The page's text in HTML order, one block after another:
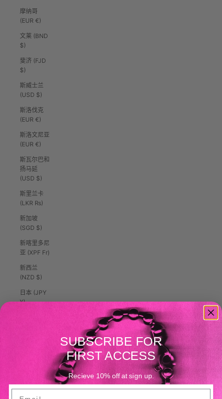
摩纳哥
(EUR €)
文莱 (BND
$)
斐济 (FJD
$)
斯威士兰
(USD $)
斯洛伐克
(EUR €)
斯洛文尼亚
(EUR €)
斯瓦尔巴和
扬马延
(USD $)
斯里兰卡
(LKR ₨)
新加坡
(SGD $)
新喀里多尼
亚 (XPF Fr)
新西兰
(NZD $)
日本 (JPY
¥)
格林纳达
SUBSCRIBE FOR
FIRST ACCESS
Recieve 10% off at sign up.
Email